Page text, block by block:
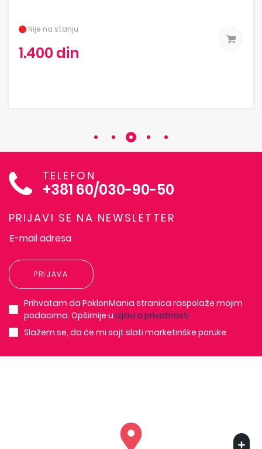
Nije na stanju
1.400 din
TELEFON
+381 60/030-90-50
PRIJAVI SE NA NEWSLETTER
PRIJAVA
Prihvatam da PoklonMania stranica raspolaže mojim
podacima. Opširnije u izjavi o privatnosti.
Slažem se, da će mi sajt slati marketinške poruke.